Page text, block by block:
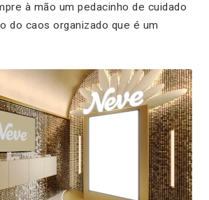
à mão um pedacinho de cuidado
do caos organizado que é um